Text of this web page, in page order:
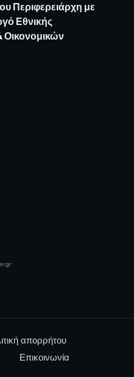
Περιφερειάρχη με
Εθνικής
Οικονομικών
απορρήτου
Επικοινωνία